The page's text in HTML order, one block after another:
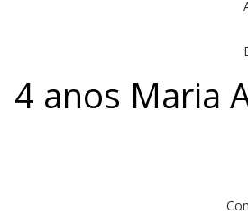
4 anos Maria